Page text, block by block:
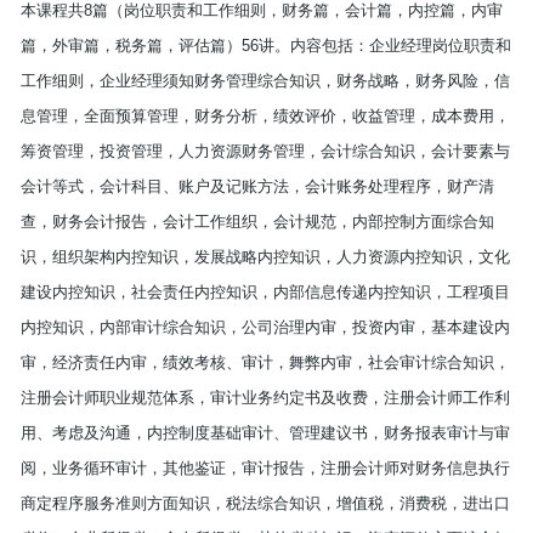
本课程共8篇（岗位职责和工作细则，财务篇，会计篇，内控篇，内审
篇，外审篇，税务篇，评估篇） 56讲。内容包括：企业经理岗位职责和
工作细则，企业经理须知财务管理综合知识，财务战略，财务风险，信
息管理，全面预算管理，财务分析，绩效评价，收益管理，成本费用，
筹资管理，投资管理，人力资源财务管理，会计综合知识，会计要素与
会计等式，会计科目、账户及记账方法，会计账务处理程序，财产清
查，财务会计报告，会计工作组织，会计规范，内部控制方面综合知
识，组织架构内控知识，发展战略内控知识，人力资源内控知识，文化
建设内控知识，社会责任内控知识，内部信息传递内控知识，工程项目
内控知识，内部审计综合知识，公司治理内审，投资内审，基本建设内
审，经济责任内审，绩效考核、审计，舞弊内审，社会审计综合知识，
注册会计师职业规范体系，审计业务约定书及收费，注册会计师工作利
用、考虑及沟通，内控制度基础审计、管理建议书，财务报表审计与审
阅，业务循环审计，其他鉴证，审计报告，注册会计师对财务信息执行
商定程序服务准则方面知识，税法综合知识，增值税，消费税，进出口